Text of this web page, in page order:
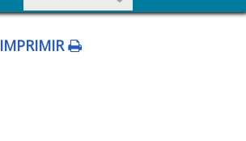
IMPRIMIR